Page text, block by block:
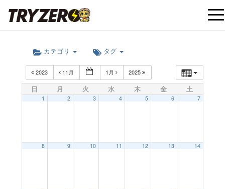
t
カテゴリ タグ
2023 11月 1月 2025
日 月 火 水 木 金 土
1 2 3 4 5 6 7
8 9 10 11 12 13 14